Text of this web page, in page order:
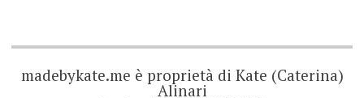
madebykate.me è proprietà di Kate (Caterina)
Alinari